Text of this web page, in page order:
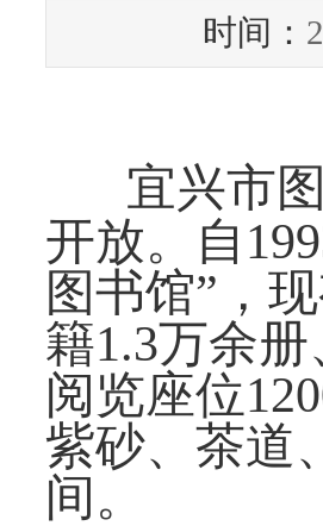
时间：
宜兴市
开放。自
图书馆”，
籍1.3万余
阅览座位
紫砂、茶道
间。